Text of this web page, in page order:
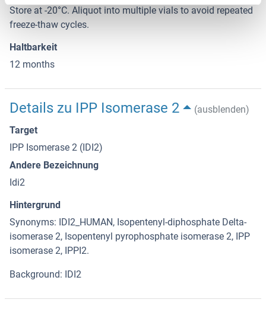
Store at -20°C. Aliquot into multiple vials to avoid repeated
freeze-thaw cycles.
Haltbarkeit
12 months
Details zu IPP Isomerase 2
(ausblenden)
Target
IPP Isomerase 2 (IDI2)
Andere Bezeichnung
Idi2
Hintergrund
Synonyms: IDI2_HUMAN, Isopentenyl-diphosphate Delta-
isomerase 2, Isopentenyl pyrophosphate isomerase 2, IPP
isomerase 2, IPPI2.
Background: IDI2